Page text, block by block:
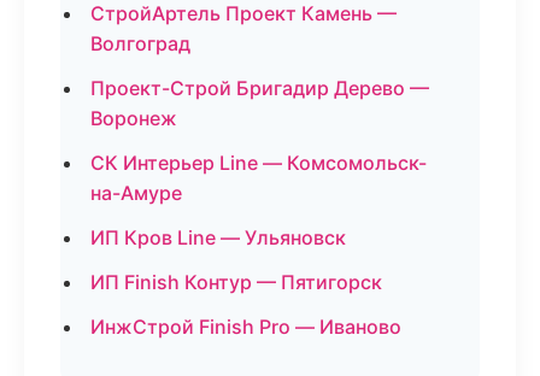
СтройАртель Проект Камень —
Волгоград
Проект-Строй Бригадир Дерево —
Воронеж
СК Интерьер Line — Комсомольск-
на-Амуре
ИП Кров Line — Ульяновск
ИП Finish Контур — Пятигорск
ИнжСтрой Finish Pro — Иваново